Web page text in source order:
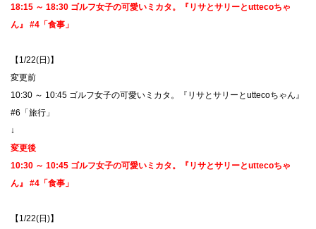
18:15 ～ 18:30 ゴルフ女子の可愛いミカタ。『リサとサリーとuttecoちゃ
ん』 #4「食事」
【1/22(日)】
​変更前
10:30 ～ 10:45 ゴルフ女子の可愛いミカタ。『リサとサリーとuttecoちゃん』
#6「旅行」
↓
変更後
10:30 ～ 10:45 ゴルフ女子の可愛いミカタ。『リサとサリーとuttecoちゃ
ん』 #4「食事」
【1/22(日)】